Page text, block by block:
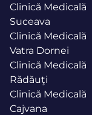
Clinică Medicală
Suceava
Clinică Medicală
Vatra Dornei
Clinică Medicală
Rădăuţi
Clinică Medicală
Cajvana